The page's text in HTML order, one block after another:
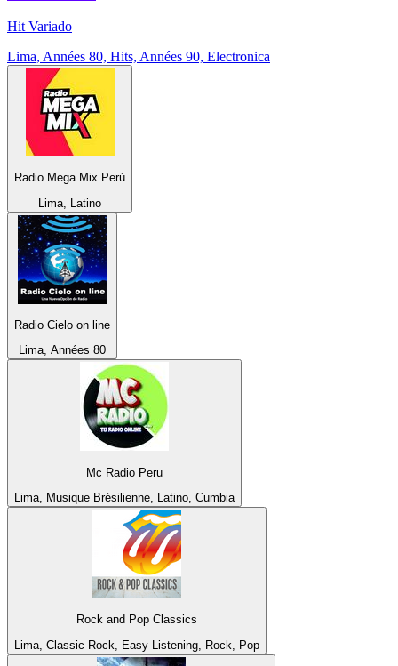
Hit Variado
Lima, Années 80, Hits, Années 90, Electronica
Radio Mega Mix Perú
Lima, Latino
Radio Cielo on line
Lima, Années 80
Mc Radio Peru
Lima, Musique Brésilienne, Latino, Cumbia
Rock and Pop Classics
Lima, Classic Rock, Easy Listening, Rock, Pop